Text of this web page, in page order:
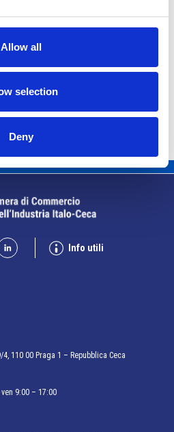
Allow all
selection
Deny
calendario
Info utili
110 00 Praga 1 – Repubblica Ceca
9:00 – 17:00